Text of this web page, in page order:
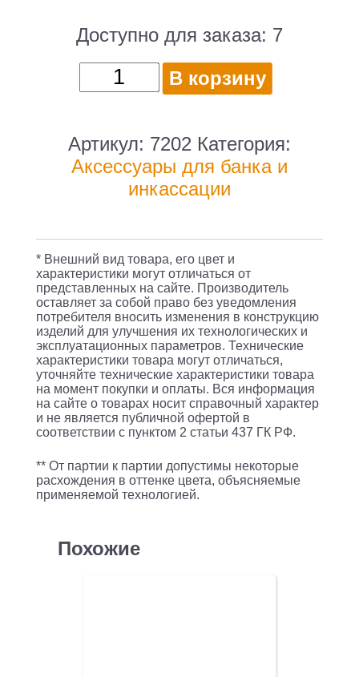
Доступно для заказа: 7
Количество
товара
для
иглового
пистолета
5
пластик
0.01кг
В корзину
Артикул: 7202 Категория:
Аксессуары для банка и
инкассации
* Внешний вид товара, его цвет и
характеристики могут отличаться от
представленных на сайте. Производитель
оставляет за собой право без уведомления
потребителя вносить изменения в конструкцию
изделий для улучшения их технологических и
эксплуатационных параметров. Технические
характеристики товара могут отличаться,
уточняйте технические характеристики товара
на момент покупки и оплаты. Вся информация
на сайте о товарах носит справочный характер
и не является публичной офертой в
соответствии с пунктом 2 статьи 437 ГК РФ.
** От партии к партии допустимы некоторые
расхождения в оттенке цвета, объясняемые
применяемой технологией.
Похожие